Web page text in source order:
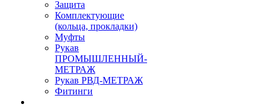
Защита
Комплектующие
(кольца, прокладки)
Муфты
Рукав
ПРОМЫШЛЕННЫЙ-
МЕТРАЖ
Рукав РВД-МЕТРАЖ
Фитинги